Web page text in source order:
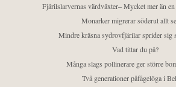
Fjärilslarvernas värdväxter– Mycket mer än
Monarker migrerar söderut allt
Mindre kräsna sydrovfjärilar sprider sig
Vad tittar du på?
Många slags pollinerare ger större
Två generationer påfågelöga i